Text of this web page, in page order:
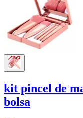
kit pincel de
bolsa